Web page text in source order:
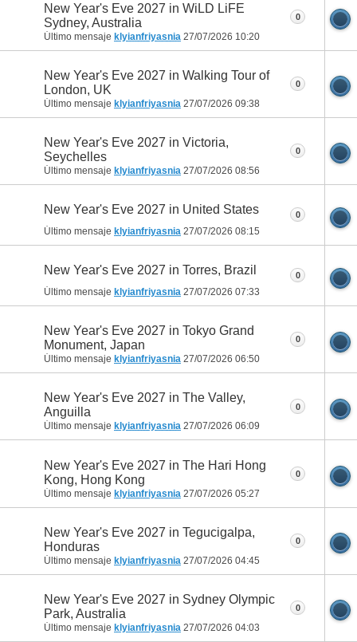
New Year's Eve 2027 in WiLD LiFE
Sydney, Australia
Último mensaje klyianfriyasnia 27/07/2026 10:20
0
New Year's Eve 2027 in Walking Tour of
London, UK
Último mensaje klyianfriyasnia 27/07/2026 09:38
0
New Year's Eve 2027 in Victoria,
Seychelles
Último mensaje klyianfriyasnia 27/07/2026 08:56
0
New Year's Eve 2027 in United States
Último mensaje klyianfriyasnia 27/07/2026 08:15
0
New Year's Eve 2027 in Torres, Brazil
Último mensaje klyianfriyasnia 27/07/2026 07:33
0
New Year's Eve 2027 in Tokyo Grand
Monument, Japan
Último mensaje klyianfriyasnia 27/07/2026 06:50
0
New Year's Eve 2027 in The Valley,
Anguilla
Último mensaje klyianfriyasnia 27/07/2026 06:09
0
New Year's Eve 2027 in The Hari Hong
Kong, Hong Kong
Último mensaje klyianfriyasnia 27/07/2026 05:27
0
New Year's Eve 2027 in Tegucigalpa,
Honduras
Último mensaje klyianfriyasnia 27/07/2026 04:45
0
New Year's Eve 2027 in Sydney Olympic
Park, Australia
Último mensaje klyianfriyasnia 27/07/2026 04:03
0